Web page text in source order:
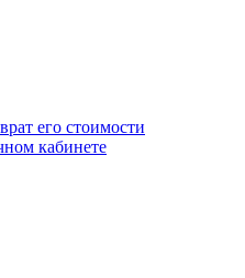
его стоимости
кабинете